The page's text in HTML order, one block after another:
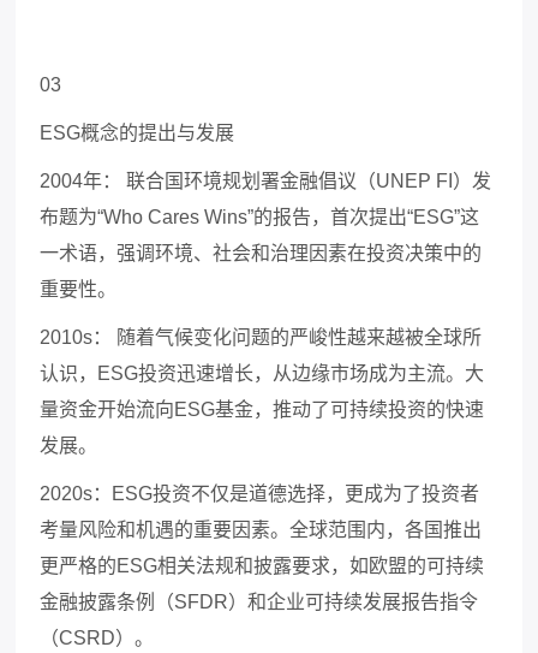
03
ESG概念的提出与发展
2004年： 联合国环境规划署金融倡议（UNEP FI ）发
布题为“Who Cares Wins”的报告，首次提出“ESG”这
一术语，强调环境、社会和治理因素在投资决策中的
重要性。
2010s： 随着气候变化问题的严峻性越来越被全球所
认识， ESG投资迅速增长，从边缘市场成为主流。大
量资金开始流向ESG基金，推动了可持续投资的快速
发展。
2020s： ESG投资不仅是道德选择，更成为了投资者
考量风险和机遇的重要因素。全球范围内，各国推出
更严格的ESG相关法规和披露要求，如欧盟的可持续
金融披露条例（SFDR）和企业可持续发展报告指令
（CSRD）。